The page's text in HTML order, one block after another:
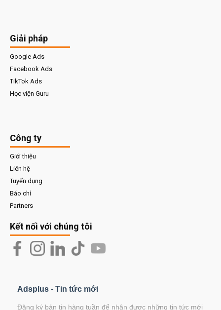
Giải pháp
Google Ads
Facebook Ads
TikTok Ads
Học viện Guru
Công ty
Giới thiệu
Liên hệ
Tuyển dụng
Báo chí
Partners
Kết nối với chúng tôi